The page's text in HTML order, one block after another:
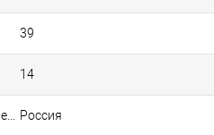
39
14
Россия